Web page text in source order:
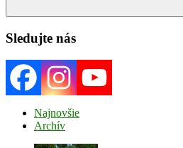
Search
Sledujte nás
Najnovšie
Archív